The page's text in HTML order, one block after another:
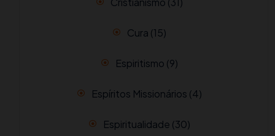
Cura (15)
Espiritismo (9)
Espíritos Missionários (4)
Espiritualidade (30)